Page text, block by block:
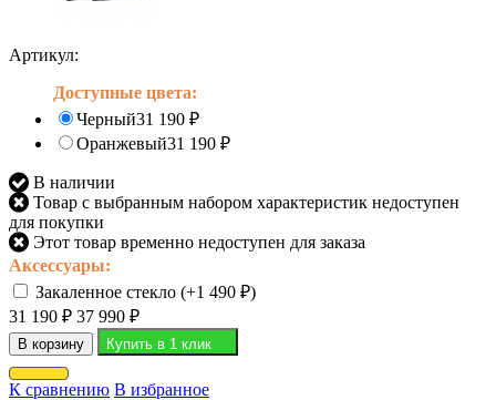
Артикул:
Доступные цвета:
Черный31 190 ₽
Оранжевый31 190 ₽
В наличии
Товар с выбранным набором характеристик недоступен
для покупки
Этот товар временно недоступен для заказа
Аксессуары:
Закаленное стекло (+1 490 ₽)
31 190 ₽ 37 990 ₽
В корзину Купить в 1 клик
К сравнению В избранное